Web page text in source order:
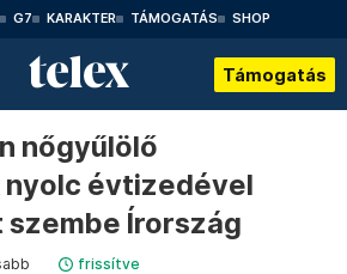
G7 KARAKTER TÁMOGATÁS SHOP
Támogatás
nőgyűlölő
nyolc évtizedével
Írország
frissítve